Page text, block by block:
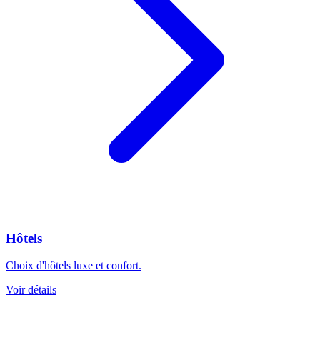
Hôtels
Choix d'hôtels luxe et confort.
Voir détails